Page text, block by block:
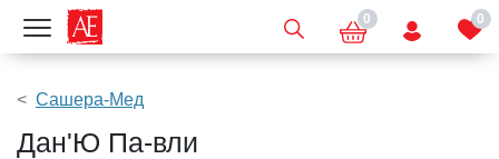
Показать меню 0 0
Сашера-Мед
Дан'Ю Па-вли